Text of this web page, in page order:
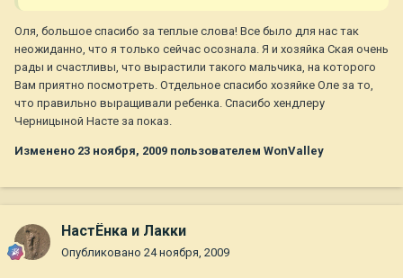
Оля, большое спасибо за теплые слова! Все было для нас так
неожиданно, что я только сейчас осознала. Я и хозяйка Ская очень
рады и счастливы, что вырастили такого мальчика, на которого
Вам приятно посмотреть. Отдельное спасибо хозяйке Оле за то,
что правильно выращивали ребенка. Спасибо хендлеру
Черницыной Насте за показ.
Изменено 23 ноября, 2009 пользователем WonValley
НастЁнка и Лакки
Опубликовано 24 ноября, 2009